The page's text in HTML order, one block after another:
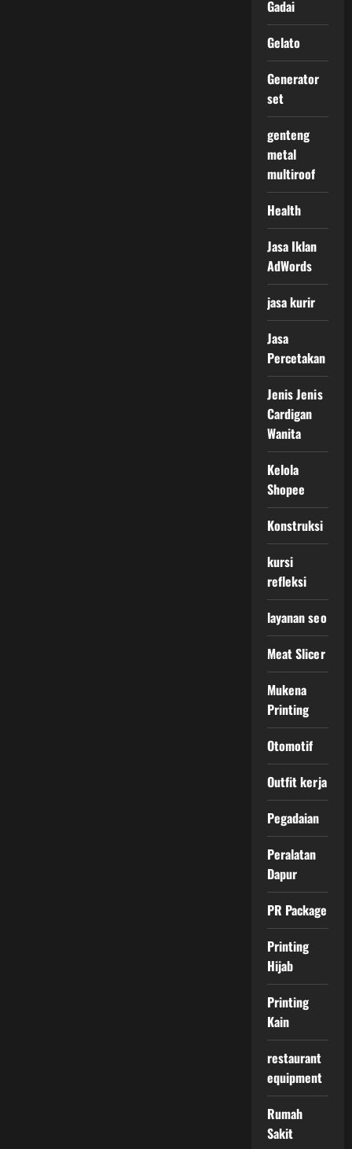
Gadai
Gelato
Generator
set
genteng
metal
multiroof
Health
Jasa Iklan
AdWords
jasa kurir
Jasa
Percetakan
Jenis Jenis
Cardigan
Wanita
Kelola
Shopee
Konstruksi
kursi
refleksi
layanan seo
Meat Slicer
Mukena
Printing
Otomotif
Outfit kerja
Pegadaian
Peralatan
Dapur
PR Package
Printing
Hijab
Printing
Kain
restaurant
equipment
Rumah
Sakit